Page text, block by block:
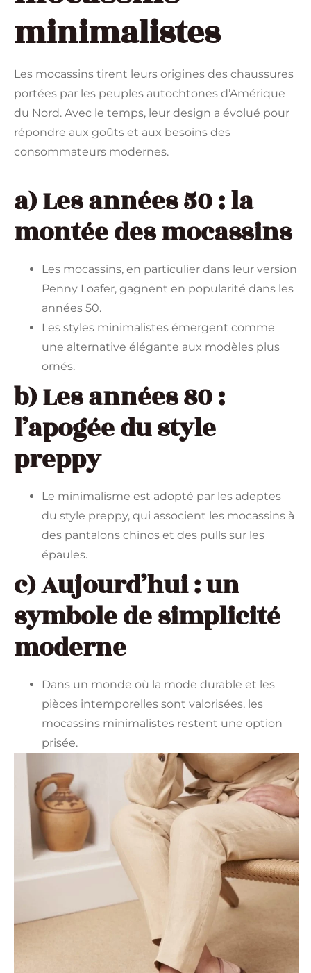
minimalistes
Les mocassins tirent leurs origines des chaussures
portées par les peuples autochtones d’Amérique
du Nord. Avec le temps, leur design a évolué pour
répondre aux goûts et aux besoins des
consommateurs modernes.
a) Les années 50 : la
montée des mocassins
Les mocassins, en particulier dans leur version
Penny Loafer, gagnent en popularité dans les
années 50.
Les styles minimalistes émergent comme
une alternative élégante aux modèles plus
ornés.
b) Les années 80 :
l’apogée du style
preppy
Le minimalisme est adopté par les adeptes
du style preppy, qui associent les mocassins à
des pantalons chinos et des pulls sur les
épaules.
c) Aujourd’hui : un
symbole de simplicité
moderne
Dans un monde où la mode durable et les
pièces intemporelles sont valorisées, les
mocassins minimalistes restent une option
prisée.